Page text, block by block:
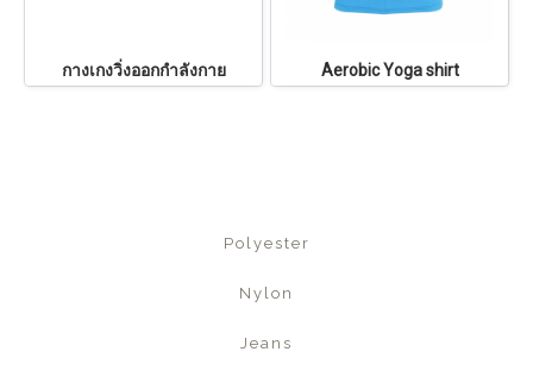
กางเกงวิ่งออกกำลังกาย Aerobic Yoga shirt
Polyester
Nylon
Jeans